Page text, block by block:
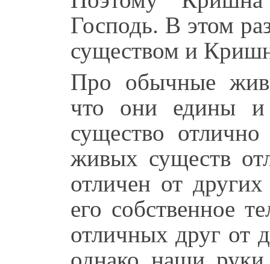
Господь. В этом
существом и
Про обычные
что они едины
существо
живых существ
отличен от
его собственное
отличных друг от